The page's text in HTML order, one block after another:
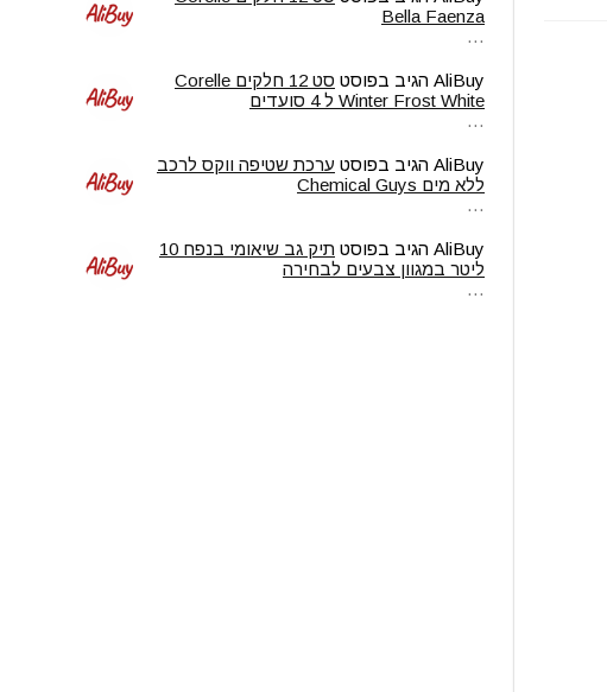
Bella Faenza
…
AliBuy הגיב בפוסט
סט 12 חלקים Corelle
Winter Frost White ל 4 סועדים
…
AliBuy הגיב בפוסט ערכת שטיפה ווקס לרכב
ללא מים Chemical Guys
…
AliBuy הגיב בפוסט
תיק גב שיאומי בנפח 10
ליטר במגוון צבעים לבחירה
…